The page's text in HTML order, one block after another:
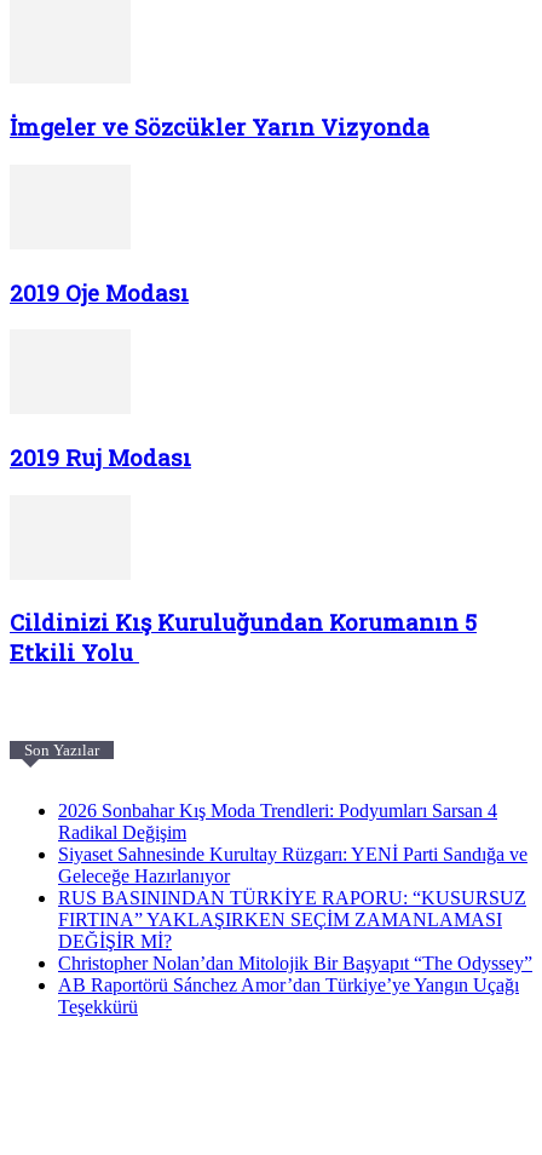
İmgeler ve Sözcükler Yarın Vizyonda
2019 Oje Modası
2019 Ruj Modası
Cildinizi Kış Kuruluğundan Korumanın 5
Etkili Yolu
Son Yazılar
2026 Sonbahar Kış Moda Trendleri: Podyumları Sarsan 4
Radikal Değişim
Siyaset Sahnesinde Kurultay Rüzgarı: YENİ Parti Sandığa ve
Geleceğe Hazırlanıyor
RUS BASININDAN TÜRKİYE RAPORU: “KUSURSUZ
FIRTINA” YAKLAŞIRKEN SEÇİM ZAMANLAMASI
DEĞİŞİR Mİ?
Christopher Nolan’dan Mitolojik Bir Başyapıt “The Odyssey”
AB Raportörü Sánchez Amor’dan Türkiye’ye Yangın Uçağı
Teşekkürü